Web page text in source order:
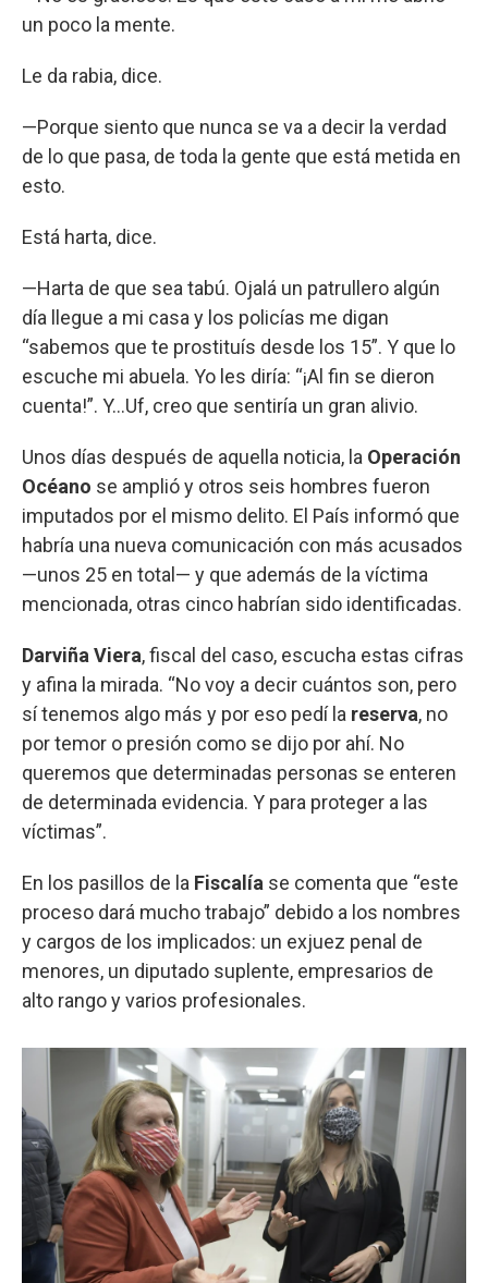
un poco la mente.
Le da rabia, dice.
—Porque siento que nunca se va a decir la verdad
de lo que pasa, de toda la gente que está metida en
esto.
Está harta, dice.
—Harta de que sea tabú. Ojalá un patrullero algún
día llegue a mi casa y los policías me digan
“sabemos que te prostituís desde los 15”. Y que lo
escuche mi abuela. Yo les diría: “¡Al fin se dieron
cuenta!”. Y…Uf, creo que sentiría un gran alivio.
Unos días después de aquella noticia, la Operación
Océano se amplió y otros seis hombres fueron
imputados por el mismo delito. El País informó que
habría una nueva comunicación con más acusados
—unos 25 en total— y que además de la víctima
mencionada, otras cinco habrían sido identificadas.
Darviña Viera, fiscal del caso, escucha estas cifras
y afina la mirada. “No voy a decir cuántos son, pero
sí tenemos algo más y por eso pedí la reserva, no
por temor o presión como se dijo por ahí. No
queremos que determinadas personas se enteren
de determinada evidencia. Y para proteger a las
víctimas”.
En los pasillos de la Fiscalía se comenta que “este
proceso dará mucho trabajo” debido a los nombres
y cargos de los implicados: un exjuez penal de
menores, un diputado suplente, empresarios de
alto rango y varios profesionales.